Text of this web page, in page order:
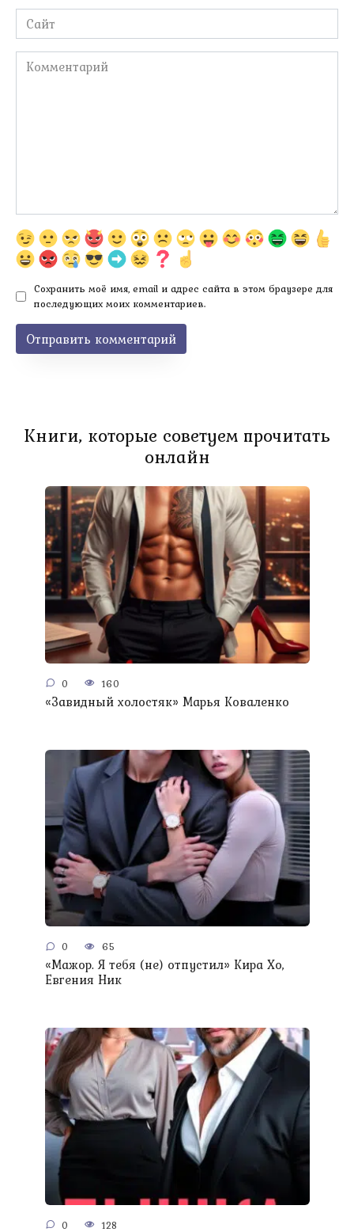
Сайт
Комментарий
Сохранить моё имя, email и адрес сайта в этом браузере для
последующих моих комментариев.
Книги, которые советуем прочитать
онлайн
0 160
«Завидный холостяк» Марья Коваленко
0 65
«Мажор. Я тебя (не) отпустил» Кира Хо,
Евгения Ник
0 128